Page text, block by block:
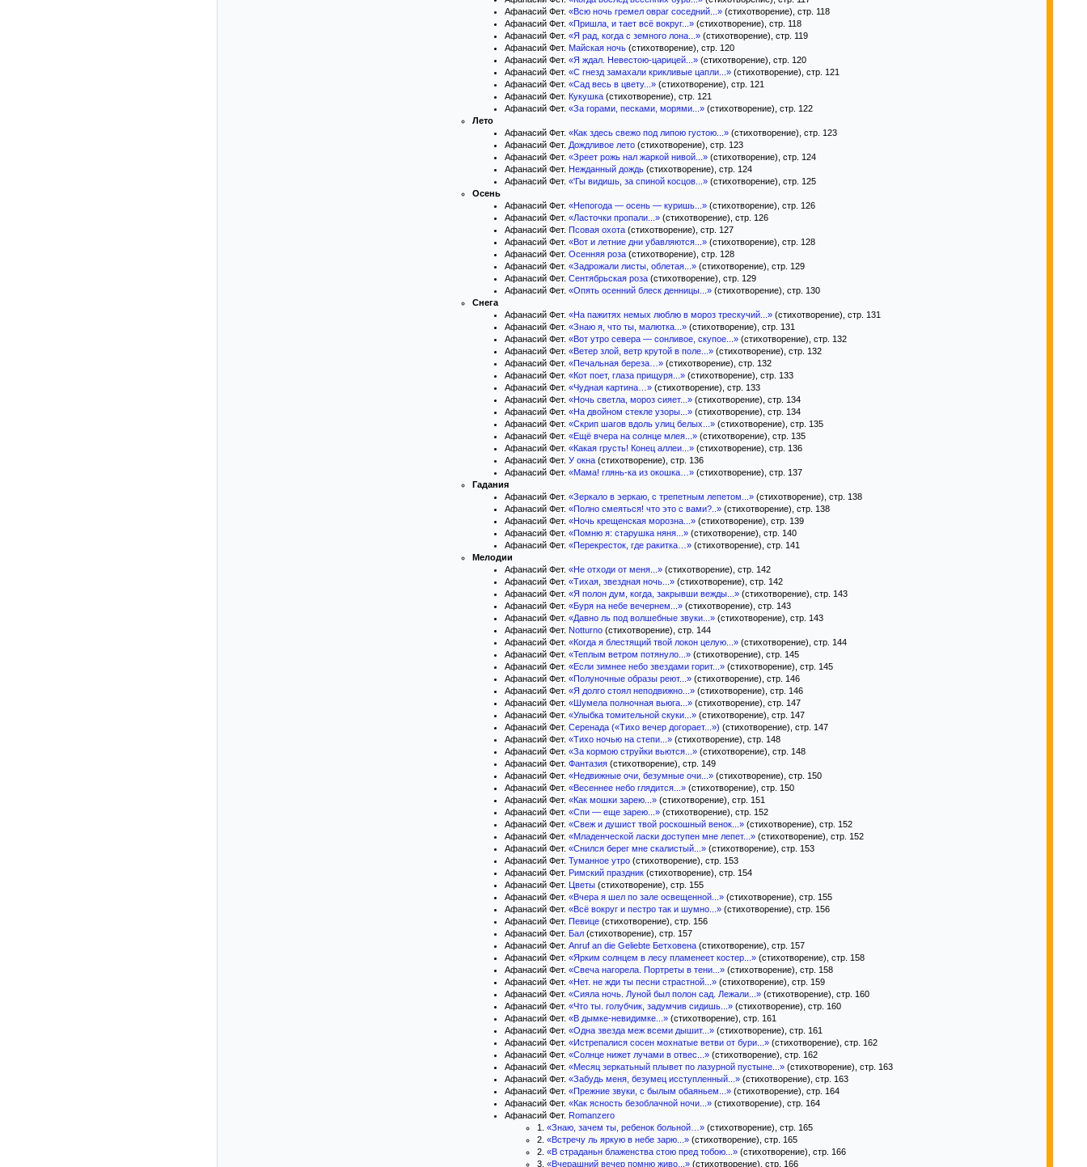
Афанасий Фет. «Всю ночь гремел овраг соседний...» (стихотворение), стр. 118
Афанасий Фет. «Пришла, и тает всё вокруг...» (стихотворение), стр. 118
Афанасий Фет. «Я рад, когда с земного лона...» (стихотворение), стр. 119
Афанасий Фет. Майская ночь (стихотворение), стр. 120
Афанасий Фет. «Я ждал. Невестою-царицей...» (стихотворение), стр. 120
Афанасий Фет. «С гнезд замахали крикливые цапли...» (стихотворение), стр. 121
Афанасий Фет. «Сад весь в цвету...» (стихотворение), стр. 121
Афанасий Фет. Кукушка (стихотворение), стр. 121
Афанасий Фет. «За горами, песками, морями...» (стихотворение), стр. 122
Лето
Афанасий Фет. «Как здесь свежо под липою густою...» (стихотворение), стр. 123
Афанасий Фет. Дождливое лето (стихотворение), стр. 123
Афанасий Фет. «Зреет рожь нал жаркой нивой...» (стихотворение), стр. 124
Афанасий Фет. Нежданный дождь (стихотворение), стр. 124
Афанасий Фет. «'Гы видишь, за спиной косцов...» (стихотворение), стр. 125
Осень
Афанасий Фет. «Непогода — осень — куришь...» (стихотворение), стр. 126
Афанасий Фет. «Ласточки пропали...» (стихотворение), стр. 126
Афанасий Фет. Псовая охота (стихотворение), стр. 127
Афанасий Фет. «Вот и летние дни убавляются...» (стихотворение), стр. 128
Афанасий Фет. Осенняя роза (стихотворение), стр. 128
Афанасий Фет. «Задрожали листы, облетая...» (стихотворение), стр. 129
Афанасий Фет. Сентябрьская роза (стихотворение), стр. 129
Афанасий Фет. «Опять осенний блеск денницы...» (стихотворение), стр. 130
Снега
Афанасий Фет. «На пажитях немых люблю в мороз трескучий...» (стихотворение), стр. 131
Афанасий Фет. «Знаю я, что ты, малютка...» (стихотворение), стр. 131
Афанасий Фет. «Вот утро севера — сонливое, скупое...» (стихотворение), стр. 132
Афанасий Фет. «Ветер злой, ветр крутой в поле...» (стихотворение), стр. 132
Афанасий Фет. «Печальная береза…» (стихотворение), стр. 132
Афанасий Фет. «Кот поет, глаза прищуря...» (стихотворение), стр. 133
Афанасий Фет. «Чудная картина…» (стихотворение), стр. 133
Афанасий Фет. «Ночь светла, мороз сияет...» (стихотворение), стр. 134
Афанасий Фет. «На двойном стекле узоры...» (стихотворение), стр. 134
Афанасий Фет. «Скрип шагов вдоль улиц белых...» (стихотворение), стр. 135
Афанасий Фет. «Ещё вчера на солнце млея...» (стихотворение), стр. 135
Афанасий Фет. «Какая грусть! Конец аллеи...» (стихотворение), стр. 136
Афанасий Фет. У окна (стихотворение), стр. 136
Афанасий Фет. «Мама! глянь-ка из окошка…» (стихотворение), стр. 137
Гадания
Афанасий Фет. «Зеркало в эеркаю, с трепетным лепетом...» (стихотворение), стр. 138
Афанасий Фет. «Полно смеяться! что это с вами?..» (стихотворение), стр. 138
Афанасий Фет. «Ночь крещенская морозна...» (стихотворение), стр. 139
Афанасий Фет. «Помню я: старушка няня...» (стихотворение), стр. 140
Афанасий Фет. «Перекресток, где ракитка…» (стихотворение), стр. 141
Мелодии
Афанасий Фет. «Не отходи от меня...» (стихотворение), стр. 142
Афанасий Фет. «Тихая, звездная ночь...» (стихотворение), стр. 142
Афанасий Фет. «Я полон дум, когда, закрывши вежды...» (стихотворение), стр. 143
Афанасий Фет. «Буря на небе вечернем...» (стихотворение), стр. 143
Афанасий Фет. «Давно ль под волшебные звуки...» (стихотворение), стр. 143
Афанасий Фет. Notturno (стихотворение), стр. 144
Афанасий Фет. «Когда я блестящий твой локон целую...» (стихотворение), стр. 144
Афанасий Фет. «Теплым ветром потянуло...» (стихотворение), стр. 145
Афанасий Фет. «Если зимнее небо звездами горит...» (стихотворение), стр. 145
Афанасий Фет. «Полуночные образы реют...» (стихотворение), стр. 146
Афанасий Фет. «Я долго стоял неподвижно...» (стихотворение), стр. 146
Афанасий Фет. «Шумела полночная вьюга...» (стихотворение), стр. 147
Афанасий Фет. «Улыбка томительной скуки...» (стихотворение), стр. 147
Афанасий Фет. Серенада («Тихо вечер догорает...») (стихотворение), стр. 147
Афанасий Фет. «Тихо ночью на степи...» (стихотворение), стр. 148
Афанасий Фет. «За кормою струйки вьются...» (стихотворение), стр. 148
Афанасий Фет. Фантазия (стихотворение), стр. 149
Афанасий Фет. «Недвижные очи, безумные очи...» (стихотворение), стр. 150
Афанасий Фет. «Весеннее небо глядится...» (стихотворение), стр. 150
Афанасий Фет. «Как мошки зарею...» (стихотворение), стр. 151
Афанасий Фет. «Спи — еще зарею...» (стихотворение), стр. 152
Афанасий Фет. «Свеж и душист твой роскошный венок...» (стихотворение), стр. 152
Афанасий Фет. «Младенческой ласки доступен мне лепет...» (стихотворение), стр. 152
Афанасий Фет. «Снился берег мне скалистый...» (стихотворение), стр. 153
Афанасий Фет. Туманное утро (стихотворение), стр. 153
Афанасий Фет. Римский праздник (стихотворение), стр. 154
Афанасий Фет. Цветы (стихотворение), стр. 155
Афанасий Фет. «Вчера я шел по зале освещенной...» (стихотворение), стр. 155
Афанасий Фет. «Всё вокруг и пестро так и шумно...» (стихотворение), стр. 156
Афанасий Фет. Певице (стихотворение), стр. 156
Афанасий Фет. Бал (стихотворение), стр. 157
Афанасий Фет. Anruf an die Geliebte Бетховена (стихотворение), стр. 157
Афанасий Фет. «Ярким солнцем в лесу пламенеет костер...» (стихотворение), стр. 158
Афанасий Фет. «Свеча нагорела. Портреты в тени...» (стихотворение), стр. 158
Афанасий Фет. «Нет. не жди ты песни страстной...» (стихотворение), стр. 159
Афанасий Фет. «Сияла ночь. Луной был полон сад. Лежали...» (стихотворение), стр. 160
Афанасий Фет. «Что ты. голубчик, задумчив сидишь...» (стихотворение), стр. 160
Афанасий Фет. «В дымке-невидимке...» (стихотворение), стр. 161
Афанасий Фет. «Одна звезда меж всеми дышит...» (стихотворение), стр. 161
Афанасий Фет. «Истрепалися сосен мохнатые ветви от бури...» (стихотворение), стр. 162
Афанасий Фет. «Солнце нижет лучами в отвес...» (стихотворение), стр. 162
Афанасий Фет. «Месяц зеркатьный плывет по лазурной пустыне...» (стихотворение), стр. 163
Афанасий Фет. «Забудь меня, безумец исступленный...» (стихотворение), стр. 163
Афанасий Фет. «Прежние звуки, с былым обаяньем...» (стихотворение), стр. 164
Афанасий Фет. «Как ясность безоблачной ночи...» (стихотворение), стр. 164
Афанасий Фет. Romanzero
1. «Знаю, зачем ты, ребенок больной…» (стихотворение), стр. 165
2. «Встречу ль яркую в небе зарю...» (стихотворение), стр. 165
2. «В страданьн блаженства стою пред тобою...» (стихотворение), стр. 166
3. «Вчерашний вечер помню живо...» (стихотворение), стр. 166